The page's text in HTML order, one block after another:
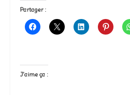
Partager :
J’aime ça :